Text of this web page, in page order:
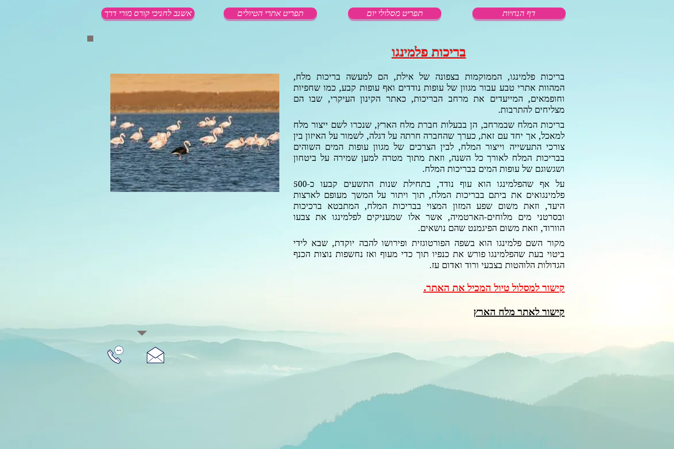
אשנב לחניכי קורס מורי דרך תפריט אתרי הטיולים תפריט מסלולי יום דף הנחיות
בריכות פלמינגו
בריכות פלמינגו, הממוקמות בצפונה של אילת, הם למעשה בריכות מלח,
המהוות אתרי טבע עבור מגוון של עופות נודדים ואף עופות קבע, כמו שחפיות
וחופמאים, המייעדים את מרחב הבריכות, כאתר הקינון העיקרי, שבו הם
מצליחים להתרבות.
בריכות המלח שבמרחב, הן בבעלות חברת מלח הארץ, שנכרו לשם ייצור מלח
למאכל, אך יחד עם זאת, כערך שהחברה חרתה על דגלה, לשמור על האיזון בין
צורכי התעשייה וייצור המלח, לבין הצרכים של מגוון עופות המים השוהים
בבריכות המלח לאורך כל השנה, וזאת מתוך מטרה למען שמירה על ביטחון
ושגשוגם של עופות המים בבריכות המלח.
על אף שהפלמינגו הוא עוף נודד, בתחילת שנות התשעים קבעו כ-500
פלמינגואים את ביתם בבריכות המלח, תוך ויתור על המשך מעופם לארצות
היעד, וזאת משום שפע המזון המצוי בבריכות המלח, המתבטא ברכיכות
ובסרטני מים מלוחים-הארטמיה, אשר אלו שמעניקים לפלמינגו את צבעו
הוורוד, וזאת משום הפיגמנט שהם נושאים.
מקור השם פלמינגו הוא בשפה הפורטוגזית ופירושו להבה יוקדת, שבא לידי
ביטוי בעת שהפלמינגו פורש את כנפיו תוך כדי מעוף ואז נחשפות נוצות הכנף
הגדולות הלוהטות בצבעי ורוד ואדום עז.
קישור למסלול טיול המכיל את האתר.
קישור לאתר מלח הארץ